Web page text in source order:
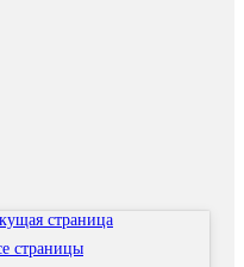
страница
страницы